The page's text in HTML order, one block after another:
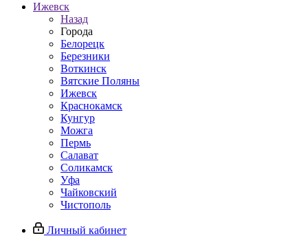
Ижевск
Назад
Города
Белорецк
Березники
Воткинск
Вятские Поляны
Ижевск
Краснокамск
Кунгур
Можга
Пермь
Салават
Соликамск
Уфа
Чайковский
Чистополь
Личный кабинет